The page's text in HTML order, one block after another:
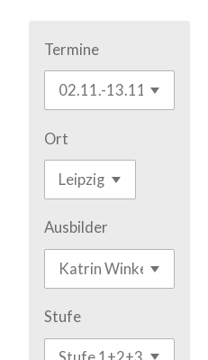
Termine
Ort
Ausbilder
Stufe